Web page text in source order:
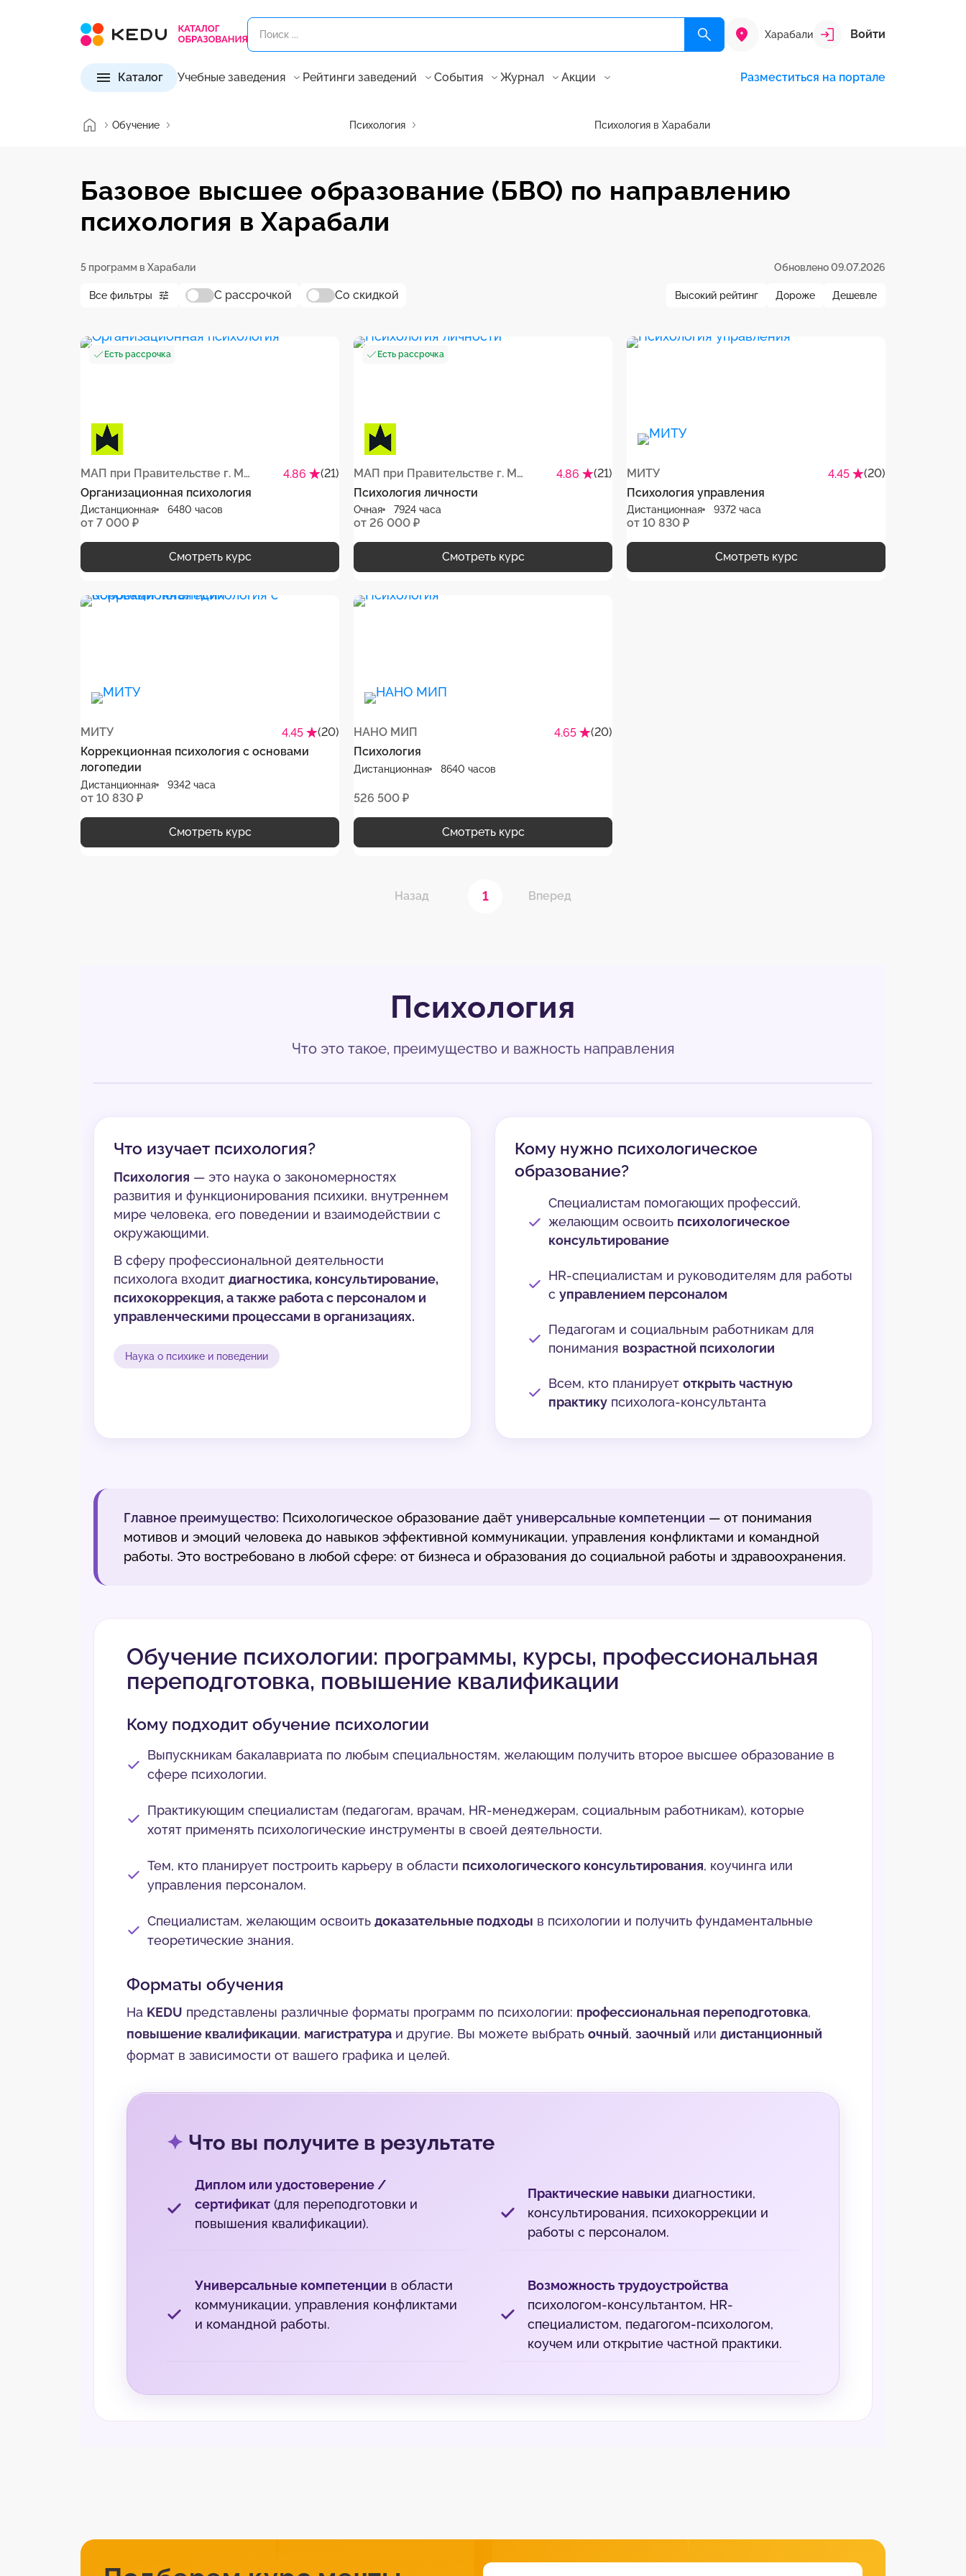
Харабали Войти
Каталог Учебные заведения Рейтинги заведений События Журнал Акции Разместиться на портале
Обучение Психология Психология в Харабали
Базовое высшее образование (БВО) по направлению
психология в Харабали
5 программ в Харабали Обновлено 09.07.2026
Все фильтры С рассрочкой Со скидкой Высокий рейтинг Дороже Дешевле
Есть рассрочка
МАП при Правительстве г. Москвы 4.86
(21)
Организационная психология
Дистанционная 6480 часов
от 7 000 ₽
Смотреть курс
Есть рассрочка
МАП при Правительстве г. Москвы 4.86
(21)
Психология личности
Очная 7924 часа
от 26 000 ₽
Смотреть курс
МИТУ 4.45
(20)
Психология управления
Дистанционная 9372 часа
от 10 830 ₽
Смотреть курс
МИТУ 4.45
(20)
Коррекционная психология с основами
логопедии
Дистанционная 9342 часа
от 10 830 ₽
Смотреть курс
НАНО МИП 4.65
(20)
Психология
Дистанционная 8640 часов
526 500 ₽
Смотреть курс
Назад 1 Вперед
Психология
Что это такое, преимущество и важность направления
Что изучает психология?
Психология — это наука о закономерностях
развития и функционирования психики, внутреннем
мире человека, его поведении и взаимодействии с
окружающими.
В сферу профессиональной деятельности
психолога входит диагностика, консультирование,
психокоррекция, а также работа с персоналом и
управленческими процессами в организациях.
Наука о психике и поведении
Кому нужно психологическое
образование?
Специалистам помогающих профессий,
желающим освоить психологическое
консультирование
HR-специалистам и руководителям для работы
с управлением персоналом
Педагогам и социальным работникам для
понимания возрастной психологии
Всем, кто планирует открыть частную
практикупсихолога-консультанта
Главное преимущество: Психологическое образование даёт универсальные компетенции — от понимания
мотивов и эмоций человека до навыков эффективной коммуникации, управления конфликтами и командной
работы. Это востребовано в любой сфере: от бизнеса и образования до социальной работы и здравоохранения.
Обучение психологии: программы, курсы, профессиональная
переподготовка, повышение квалификации
Кому подходит обучение психологии
Выпускникам бакалавриата по любым специальностям, желающим получить второе высшее образование в
сфере психологии.
Практикующим специалистам (педагогам, врачам, HR-менеджерам, социальным работникам), которые
хотят применять психологические инструменты в своей деятельности.
Тем, кто планирует построить карьеру в области психологического консультирования, коучинга или
управления персоналом.
Специалистам, желающим освоить доказательные подходы в психологии и получить фундаментальные
теоретические знания.
Форматы обучения
На KEDU представлены различные форматы программ по психологии: профессиональная переподготовка,
повышение квалификации, магистратура и другие. Вы можете выбрать очный, заочный или дистанционный
формат в зависимости от вашего графика и целей.
Что вы получите в результате
Диплом или удостоверение /
сертификат(для переподготовки и
повышения квалификации).
Практические навыки диагностики,
консультирования, психокоррекции и
работы с персоналом.
Универсальные компетенции в области
коммуникации, управления конфликтами
и командной работы.
Возможность трудоустройства
психологом-консультантом, HR-
специалистом, педагогом-психологом,
коучем или открытие частной практики.